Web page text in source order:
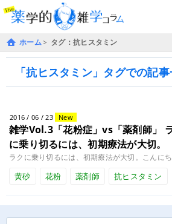
ホーム タグ：抗ヒスタミン
「抗ヒスタミン」タグでの記
2016 / 06 / 23 New
雑学Vol.3「花粉症」vs「薬剤師」
に乗り切るには、初期療法が大切。
黄砂 花粉 薬剤師 抗ヒスタミン